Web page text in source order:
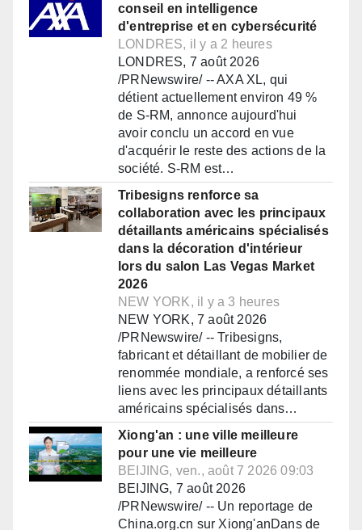
conseil en intelligence
d'entreprise et en cybersécurité
LONDRES, il y a 2 heures
LONDRES, 7 août 2026
/PRNewswire/ -- AXA XL, qui
détient actuellement environ 49 %
de S-RM, annonce aujourd'hui
avoir conclu un accord en vue
d'acquérir le reste des actions de la
société. S-RM est…
Tribesigns renforce sa
collaboration avec les principaux
détaillants américains spécialisés
dans la décoration d'intérieur
lors du salon Las Vegas Market
2026
NEW YORK, il y a 3 heures
NEW YORK, 7 août 2026
/PRNewswire/ -- Tribesigns,
fabricant et détaillant de mobilier de
renommée mondiale, a renforcé ses
liens avec les principaux détaillants
américains spécialisés dans…
Xiong'an : une ville meilleure
pour une vie meilleure
BEIJING, ven., août 7 2026 09:03
BEIJING, 7 août 2026
/PRNewswire/ -- Un reportage de
China.org.cn sur Xiong'anDans de